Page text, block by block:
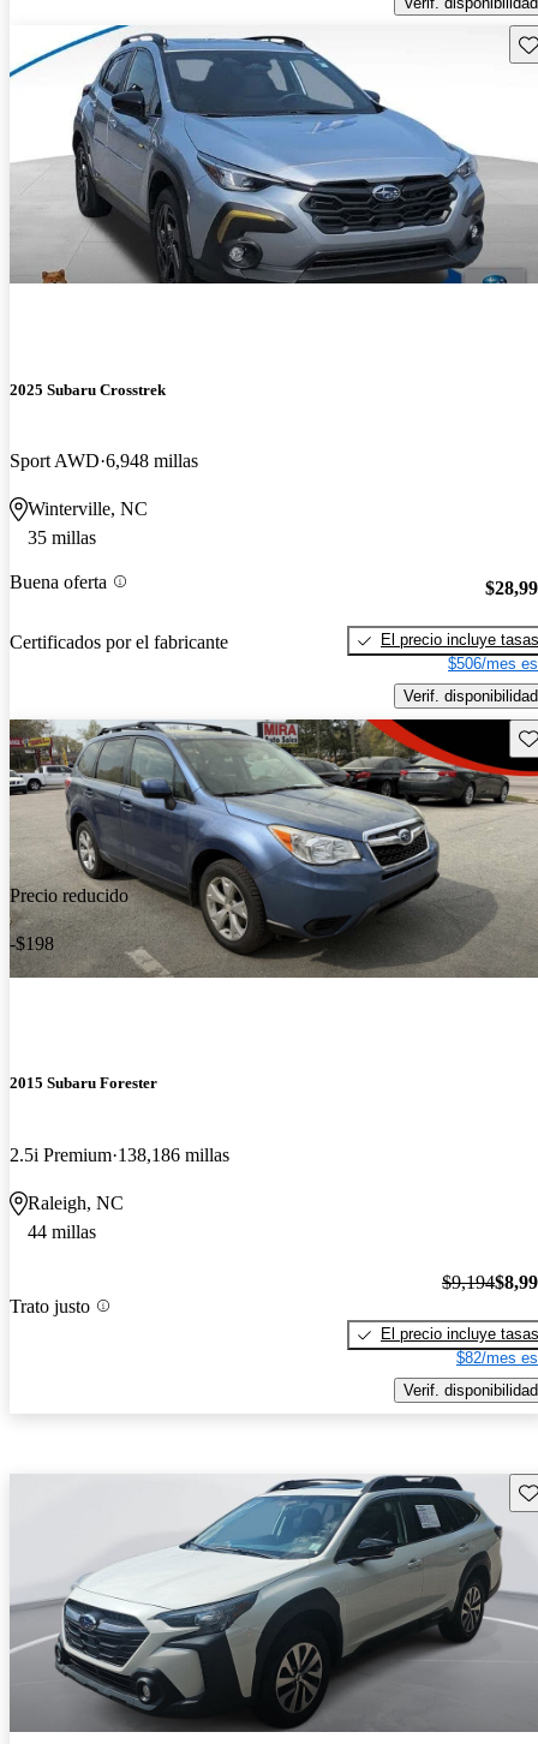
2025 Subaru Crosstrek
Sport AWD 6,948 millas
Winterville, NC
35 millas
Buena oferta
Certificados por el fabricante
El precio incluye tasas
$506/mes
Verif. disponibilidad
Precio reducido
-$198
2015 Subaru Forester
2.5i Premium 138,186 millas
Raleigh, NC
44 millas
Trato justo
$9,194
El precio incluye tasas
$82/mes
Verif. disponibilidad